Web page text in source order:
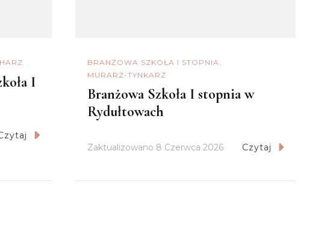
I
BRANŻOWA SZKOŁA I STOPNIA
MURARZ-TYNKARZ
Branżowa Szkoła I stopnia w
Rydułtowach
Zaktualizowano 8 Czerwca 2026 Czytaj